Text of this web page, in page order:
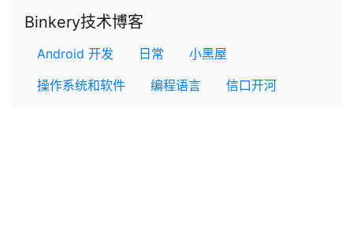
Binkery技术博客
Android 开发 日常
小黑屋
操作系统和软件
编程语言 信口开河